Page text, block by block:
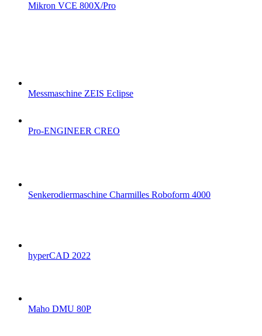
Mikron VCE 800X/Pro
Messmaschine ZEIS Eclipse
Pro-ENGINEER CREO
Senkerodiermaschine Charmilles Roboform 4000
hyperCAD 2022
Maho DMU 80P